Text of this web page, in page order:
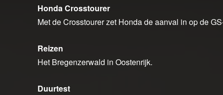
Honda Crosstourer
Met de Crosstourer zet Honda de aanval in op de
Reizen
Het Bregenzerwald in Oostenrijk.
Duurtest